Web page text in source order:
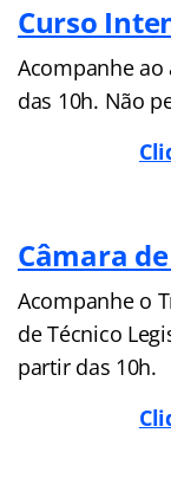
Curso
Acompanhe ao
das 10h. Não
Câmara
Acompanhe o
de Técnico
partir das 10h.